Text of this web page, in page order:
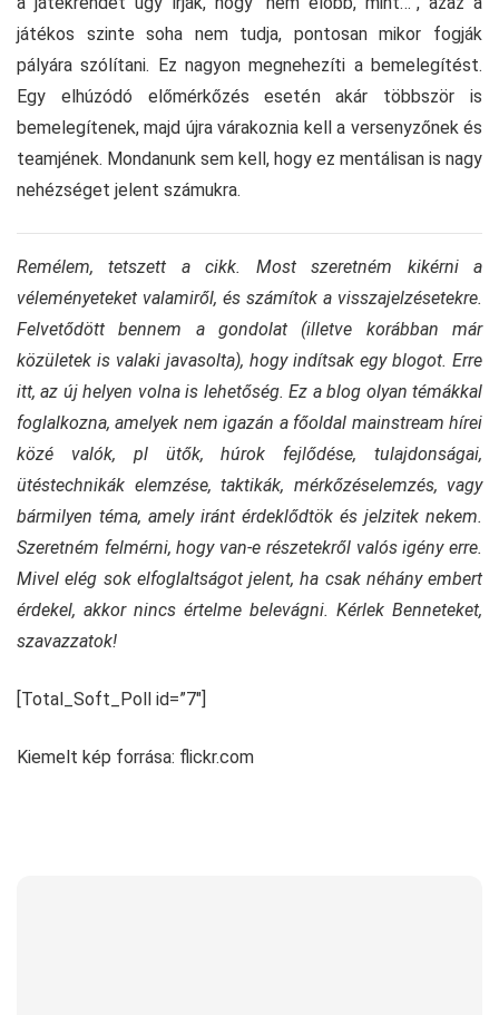
játékos szinte soha nem tudja, pontosan mikor fogják
pályára szólítani. Ez nagyon megnehezíti a bemelegítést.
Egy elhúzódó előmérkőzés esetén akár többször is
bemelegítenek, majd újra várakoznia kell a versenyzőnek és
teamjének. Mondanunk sem kell, hogy ez mentálisan is nagy
nehézséget jelent számukra.
Remélem, tetszett a cikk. Most szeretném kikérni a
véleményeteket valamiről, és számítok a visszajelzésetekre.
Felvetődött bennem a gondolat (illetve korábban már
közületek is valaki javasolta), hogy indítsak egy blogot. Erre
itt, az új helyen volna is lehetőség. Ez a blog olyan témákkal
foglalkozna, amelyek nem igazán a főoldal mainstream hírei
közé valók, pl ütők, húrok fejlődése, tulajdonságai,
ütéstechnikák elemzése, taktikák, mérkőzéselemzés, vagy
bármilyen téma, amely iránt érdeklődtök és jelzitek nekem.
Szeretném felmérni, hogy van-e részetekről valós igény erre.
Mivel elég sok elfoglaltságot jelent, ha csak néhány embert
érdekel, akkor nincs értelme belevágni. Kérlek Benneteket,
szavazzatok!
[Total_Soft_Poll id=”7″]
Kiemelt kép forrása: flickr.com